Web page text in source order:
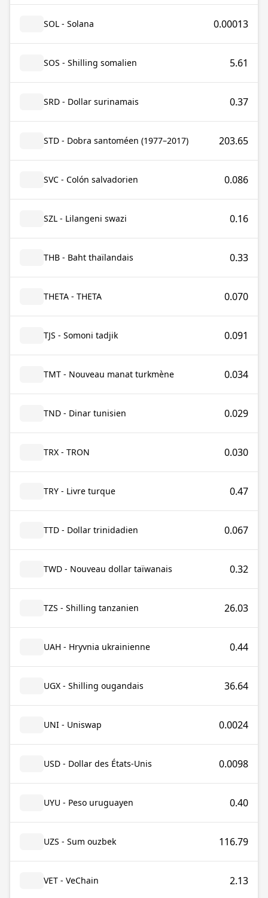
SOL - Solana 0.00013
SOS - Shilling somalien 5.61
SRD - Dollar surinamais 0.37
STD - Dobra santoméen (1977–2017) 203.65
SVC - Colón salvadorien 0.086
SZL - Lilangeni swazi 0.16
THB - Baht thaïlandais 0.33
THETA - THETA 0.070
TJS - Somoni tadjik 0.091
TMT - Nouveau manat turkmène 0.034
TND - Dinar tunisien 0.029
TRX - TRON 0.030
TRY - Livre turque 0.47
TTD - Dollar trinidadien 0.067
TWD - Nouveau dollar taïwanais 0.32
TZS - Shilling tanzanien 26.03
UAH - Hryvnia ukrainienne 0.44
UGX - Shilling ougandais 36.64
UNI - Uniswap 0.0024
USD - Dollar des États-Unis 0.0098
UYU - Peso uruguayen 0.40
UZS - Sum ouzbek 116.79
VET - VeChain 2.13